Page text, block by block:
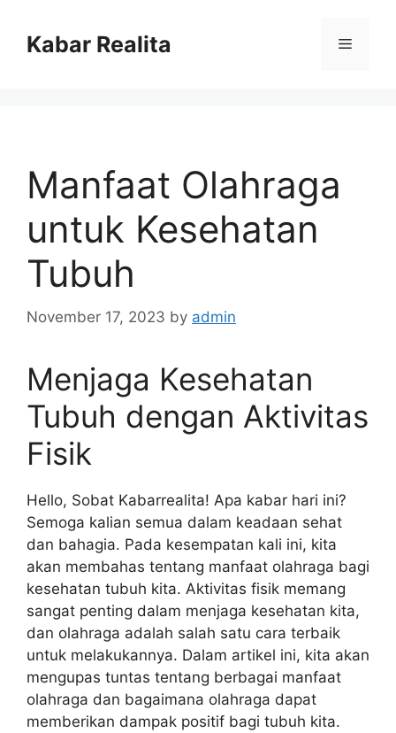
contentKabar Realita Menu
Manfaat Olahraga
untuk Kesehatan
Tubuh
November 17, 2023 by admin
Menjaga Kesehatan
Tubuh dengan Aktivitas
Fisik
Hello, Sobat Kabarrealita! Apa kabar hari ini?
Semoga kalian semua dalam keadaan sehat
dan bahagia. Pada kesempatan kali ini, kita
akan membahas tentang manfaat olahraga bagi
kesehatan tubuh kita. Aktivitas fisik memang
sangat penting dalam menjaga kesehatan kita,
dan olahraga adalah salah satu cara terbaik
untuk melakukannya. Dalam artikel ini, kita akan
mengupas tuntas tentang berbagai manfaat
olahraga dan bagaimana olahraga dapat
memberikan dampak positif bagi tubuh kita.